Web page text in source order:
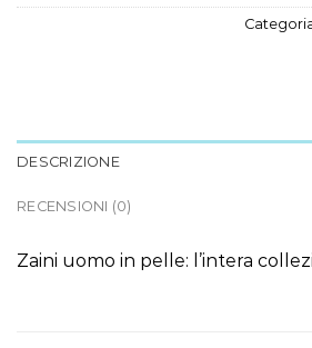
DESCRIZIONE
RECENSIONI (0)
Zaini uomo in pelle: l’intera